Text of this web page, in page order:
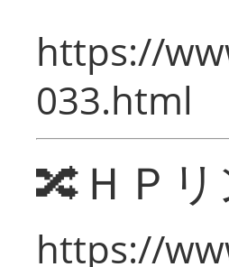
https://
033.html
🔀ＨＰ
https://